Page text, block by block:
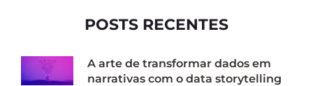
POSTS RECENTES
A arte de transformar dados em
narrativas com o data storytelling